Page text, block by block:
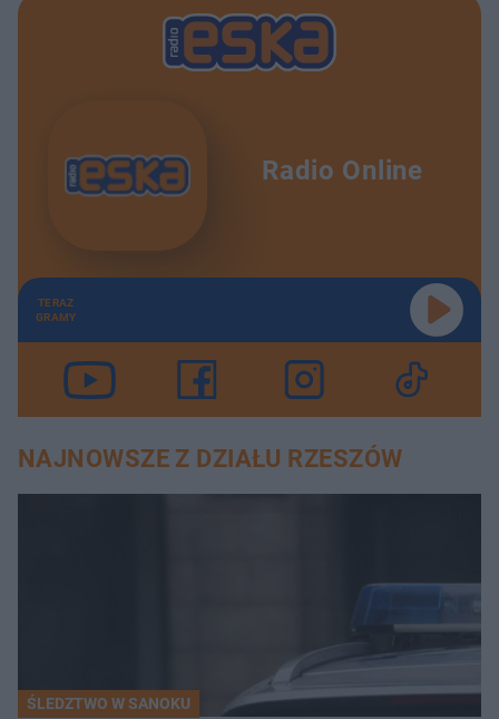
Radio Online
TERAZ
GRAMY
NAJNOWSZE Z DZIAŁU RZESZÓW
ŚLEDZTWO W SANOKU